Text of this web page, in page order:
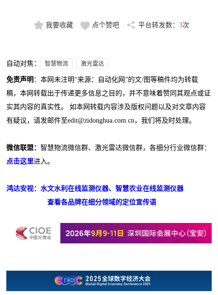
我要收藏 点个赞吧 平台转发数： 3次
自动对焦： 智慧物流 激光雷达
免责声明 ：本网未注明“来源：自动化网”的文/图等稿件均为转载
稿，本网转载出于传递更多信息之目的，并不意味着赞同其观点或证
实其内容的真实性。 如本网转载内容涉及版权问题以及对文章内容
有疑议，请发邮件至edit@zidonghua.com.cn，我们将及时处理。
微信联盟：智慧物流微信群、激光雷达微信群，各细分行业微信群：
点击这里进入。
鸿达安视：水文水利在线监测仪器、智慧农业在线监测仪器
查看各品牌在细分领域的定位宣传语